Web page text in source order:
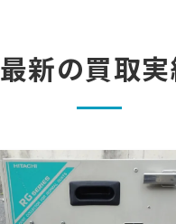
最新の買取